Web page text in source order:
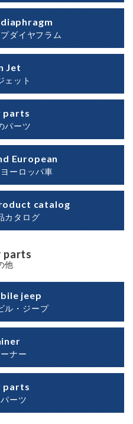
ダイヤフラム
Jet
ェット
parts
パーツ
European
ーロッパ車
catalog
カタログ
parts
他
jeep
ル・ジープ
ナー
parts
ーツ